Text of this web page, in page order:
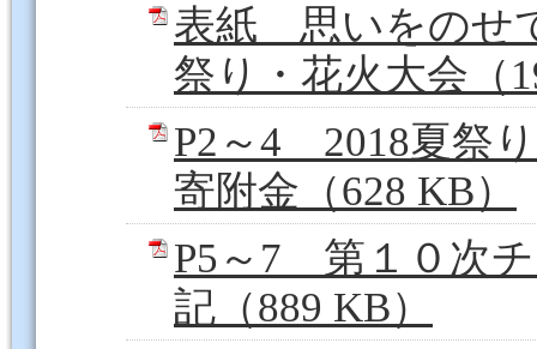
表紙 思いをのせ
祭り・花火大会（
P2～4 2018夏祭
寄附金（628 KB）
P5～7 第１０次
記（889 KB）